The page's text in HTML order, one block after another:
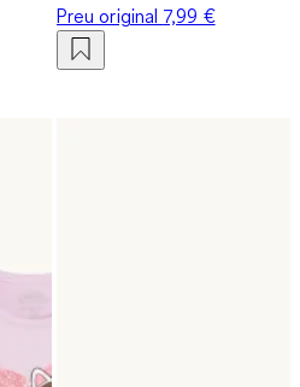
Preu original 7,99 €